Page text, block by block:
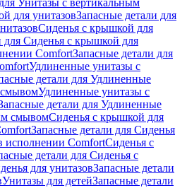
Унитазы с вертикальным
для унитазовЗапасные детали для
Сиденья с крышкой для
для Сиденья с крышкой для
ComfortЗапасные детали для
Удлиненные унитазы с
детали для Удлиненные
смывомУдлиненные унитазы с
детали для Удлиненные
смывомСиденья с крышкой для
Запасные детали для Сиденья
исполнении ComfortСиденья с
детали для Сиденья с
для унитазовЗапасные детали
Унитазы для детейЗапасные детали